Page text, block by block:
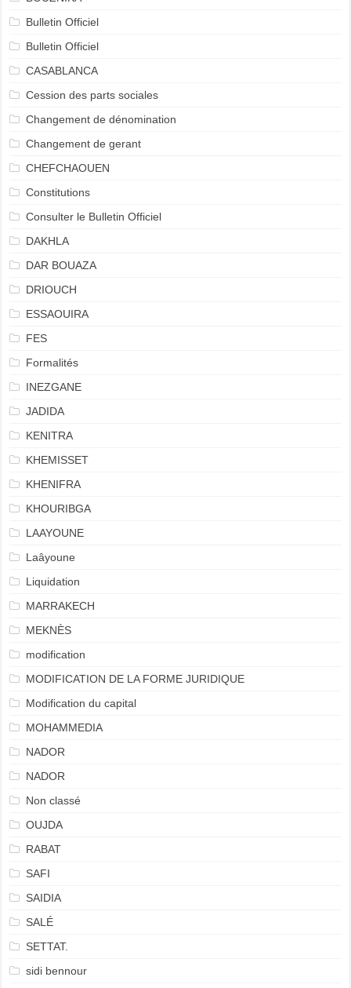
Bulletin Officiel
Bulletin Officiel
CASABLANCA
Cession des parts sociales
Changement de dénomination
Changement de gerant
CHEFCHAOUEN
Constitutions
Consulter le Bulletin Officiel
DAKHLA
DAR BOUAZA
DRIOUCH
ESSAOUIRA
FES
Formalités
INEZGANE
JADIDA
KENITRA
KHEMISSET
KHENIFRA
KHOURIBGA
LAAYOUNE
Laâyoune
Liquidation
MARRAKECH
MEKNÈS
modification
MODIFICATION DE LA FORME JURIDIQUE
Modification du capital
MOHAMMEDIA
NADOR
NADOR
Non classé
OUJDA
RABAT
SAFI
SAIDIA
SALÉ
SETTAT.
sidi bennour